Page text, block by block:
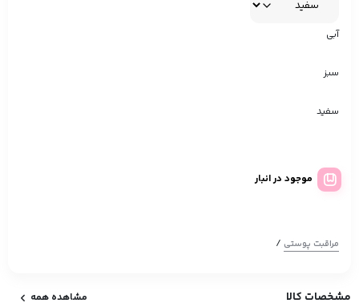
آبی
سبز
سفید
موجود در انبار
مراقبت پوستی /
مشخصات کالا
مشاهده همه